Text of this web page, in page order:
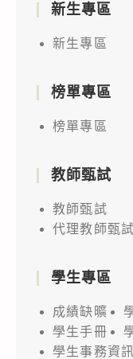
新生專區
新生專區
榜單專區
榜單專區
教師甄試
教師甄試
代理教師甄試
學生專區
成績缺曠
學生手冊
學生事務資